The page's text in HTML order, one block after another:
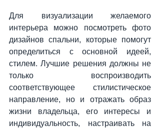
Для визуализации желаемого
интерьера можно посмотреть фото
дизайнов спальни, которые помогут
определиться с основной идеей,
стилем. Лучшие решения должны не
только воспроизводить
соответствующее стилистическое
направление, но и отражать образ
жизни владельца, его интересы и
индивидуальность, настраивать на